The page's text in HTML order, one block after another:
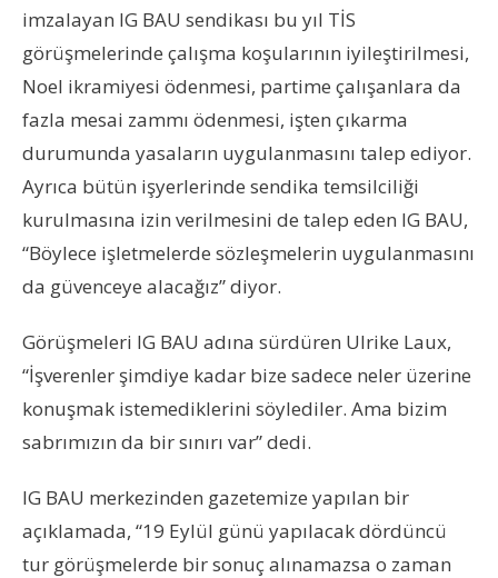
imzalayan IG BAU sendikası bu yıl TİS
görüşmelerinde çalışma koşularının iyileştirilmesi,
Noel ikramiyesi ödenmesi, partime çalışanlara da
fazla mesai zammı ödenmesi, işten çıkarma
durumunda yasaların uygulanmasını talep ediyor.
Ayrıca bütün işyerlerinde sendika temsilciliği
kurulmasına izin verilmesini de talep eden IG BAU,
“Böylece işletmelerde sözleşmelerin uygulanmasını
da güvenceye alacağız” diyor.
Görüşmeleri IG BAU adına sürdüren Ulrike Laux,
“İşverenler şimdiye kadar bize sadece neler üzerine
konuşmak istemediklerini söylediler. Ama bizim
sabrımızın da bir sınırı var” dedi.
IG BAU merkezinden gazetemize yapılan bir
açıklamada, “19 Eylül günü yapılacak dördüncü
tur görüşmelerde bir sonuç alınamazsa o zaman